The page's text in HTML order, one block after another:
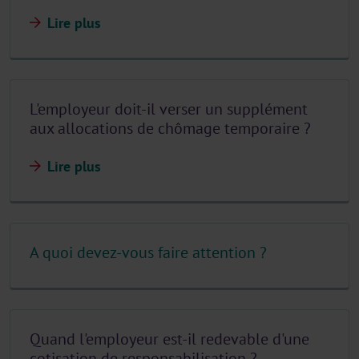
Lire plus
L'employeur doit-il verser un supplément
aux allocations de chômage temporaire ?
Lire plus
A quoi devez-vous faire attention ?
Quand l'employeur est-il redevable d'une